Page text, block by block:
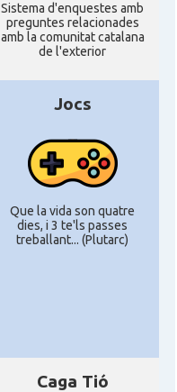
Sistema d'enquestes amb
preguntes relacionades
amb la comunitat catalana
de l'exterior
Jocs
Que la vida son quatre
dies, i 3 te'ls passes
treballant... (Plutarc)
Caga Tió